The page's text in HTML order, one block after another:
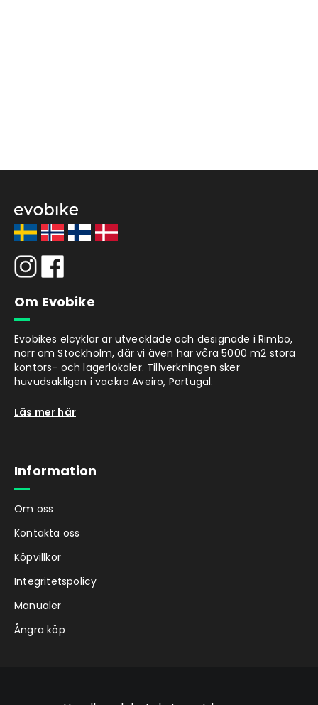
Om Evobike
Evobikes elcyklar är utvecklade och designade i Rimbo,
norr om Stockholm, där vi även har våra 5000 m2 stora
kontors- och lagerlokaler. Tillverkningen sker
huvudsakligen i vackra Aveiro, Portugal.
Läs mer här
Information
Om oss
Kontakta oss
Köpvillkor
Integritetspolicy
Manualer
Ångra köp